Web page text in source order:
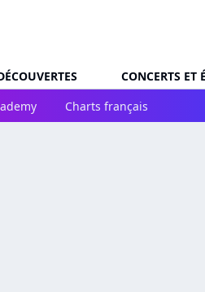
CONCERTS ET
Charts français